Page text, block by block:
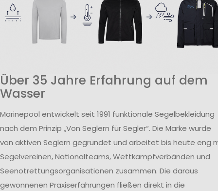
Über 35 Jahre Erfahrung auf dem
Wasser
Marinepool entwickelt seit 1991 funktionale Segelbekleidung
nach dem Prinzip „Von Seglern für Segler“. Die Marke wurde
von aktiven Seglern gegründet und arbeitet bis heute eng
Segelvereinen, Nationalteams, Wettkampfverbänden und
Seenotrettungsorganisationen zusammen. Die daraus
gewonnenen Praxiserfahrungen fließen direkt in die